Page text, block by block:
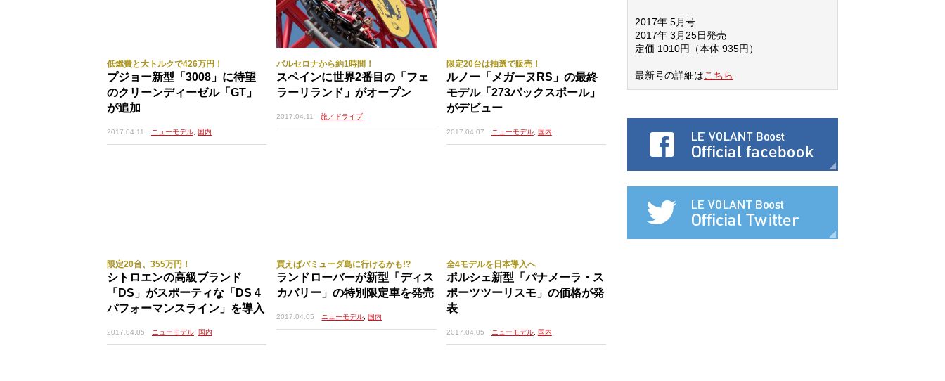
その昔、日本の大動脈は山陽道であり瀬戸内海だったという。都のある畿内と、大陸との窓口であ
り防衛の拠点だった九州の太宰府を結ぶ、重要な陸路と海路だったからだ。
さて、今回はそんな瀬戸内海をクルマで旅してみよう、という試みだ。ヤナセ広島支店からメルセ
デス・ベンツＧクラスを拝借、広島呉道路、国道185号線を進み、およそ１時間ほど走ればとびし
ま海道の拠点、安芸灘大橋にたどり着く。
通行料金を払って橋を駆け上がると、いままさに飛行機に乗って滑走路から飛び立つ時のような、
低燃費と大トルクで426万円！
プジョー新型「3008」に待望
のクリーンディーゼル「GT」
が追加
2017.04.11 ニューモデル 国内
バルセロナから約1時間！
スペインに世界2番目の「フェ
ラーリランド」がオープン
2017.04.11 旅／ドライブ
限定20台は抽選で販売！
ルノー「メガーヌRS」の最終
モデル「273パックスポール」
がデビュー
2017.04.07 ニューモデル, 国内
限定20台、355万円！
シトロエンの高級ブランド
「DS」がスポーティな「DS 4
パフォーマンスライン」を導入
2017.04.05 ニューモデル, 国内
買えばバミューダ島に行けるかも!?
ランドローバーが新型「ディス
カバリー」の特別限定車を発売
2017.04.05 ニューモデル, 国内
全4モデルを日本導入へ
ポルシェ新型「パナメーラ・ス
ポーツツーリスモ」の価格が発
表
2017.04.05 ニューモデル, 国内
2017年 5月号
2017年 3月25日発売
定価 1010円（本体 935円）
最新号の詳細はこちら